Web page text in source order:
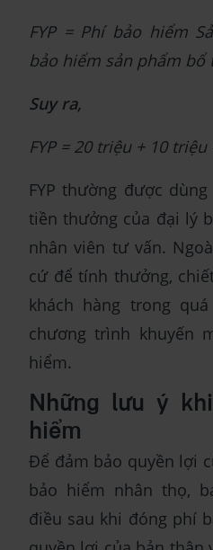
FYP = Phí bảo hiểm
bảo hiểm sản phẩm bổ
Suy ra,
FYP = 20 triệu + 10
FYP thường được
tiền thưởng của đại lý
nhân viên tư vấn.
cứ để tính thưởng,
khách hàng trong
chương trình khuyến
hiểm.
Những lưu ý
hiểm
Để đảm bảo quyền lợi
bảo hiểm nhân thọ,
điều sau khi đóng phí